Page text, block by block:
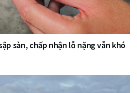
sàn, chấp nhận lỗ nặng vẫn khó